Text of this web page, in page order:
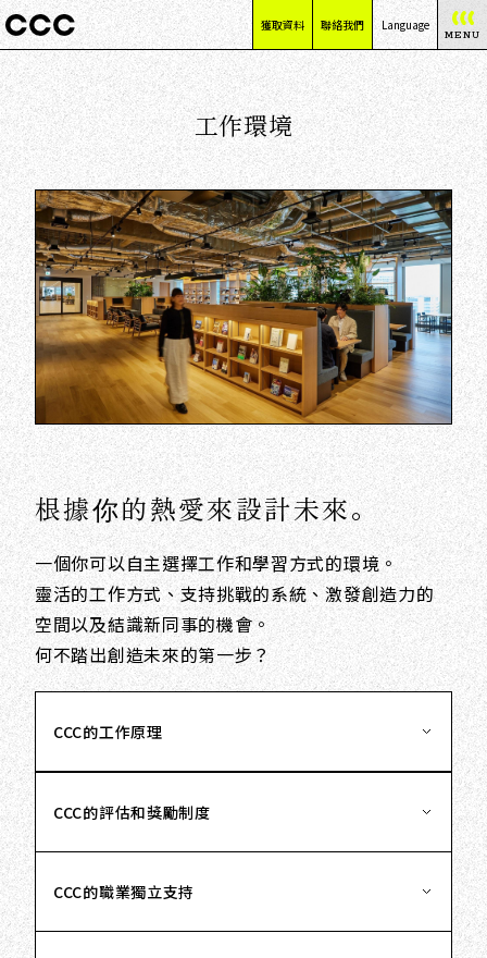
獲取資料 聯絡我們 Language
日本語
English
简体中文
繁體中文
MENU
工作環境
根據你的熱愛來設計未來。
一個你可以自主選擇工作和學習方式的環境。
靈活的工作方式、支持挑戰的系統、激發創造力的
空間以及結識新同事的機會。
何不踏出創造未來的第一步？
CCC的工作原理
CCC的評估和獎勵制度
CCC的職業獨立支持